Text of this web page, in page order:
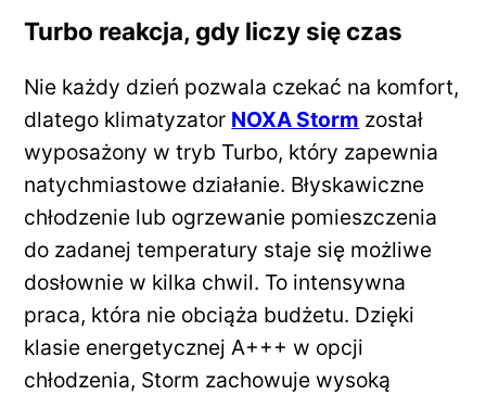
Turbo reakcja, gdy liczy się czas
Nie każdy dzień pozwala czekać na komfort,
dlatego klimatyzator NOXA Storm został
wyposażony w tryb Turbo, który zapewnia
natychmiastowe działanie. Błyskawiczne
chłodzenie lub ogrzewanie pomieszczenia
do zadanej temperatury staje się możliwe
dosłownie w kilka chwil. To intensywna
praca, która nie obciąża budżetu. Dzięki
klasie energetycznej A+++ w opcji
chłodzenia, Storm zachowuje wysoką